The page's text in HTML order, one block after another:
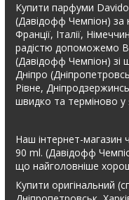
Купити парфуми
(Давідофф Чемпіон) за
Франції, Італії,
радістю допоможемо
(Давідофф Чемпіон) зі
Дніпро
Рівне,
швидко та терміново
Наш інтернет-магазин
90 ml. (Давідофф
що найголовніше
Купити оригінальний